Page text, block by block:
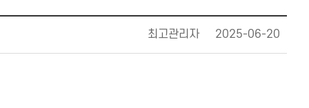
최고관리자 2025-06-20